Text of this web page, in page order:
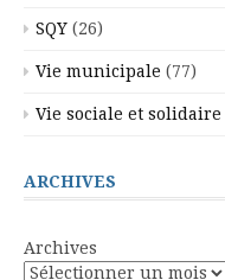
SQY (26)
Vie municipale (77)
Vie sociale et solidaire
ARCHIVES
Archives